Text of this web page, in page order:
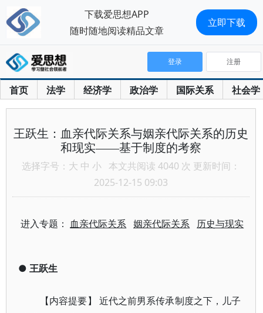
首页 法学 经济学 政治学 国际关系 社会学
登录 注册
王跃生：血亲代际关系与姻亲代际关系的历史
和现实——基于制度的考察
选择字号： 大 中 小 本文共阅读 4040 次 更新时间：
2025-12-15 09:03
进入专题： 血亲代际关系 姻亲代际关系 历史与现实
● 王跃生
【内容提要】
近代之前男系传承制度之下，儿子
下载爱思想APP
随时随地阅读精品文章
立即下载